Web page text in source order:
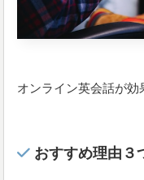
オンライン英会話が効
おすすめ理由３